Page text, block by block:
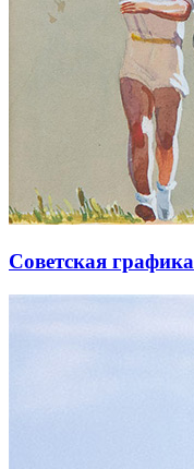
Советская графика